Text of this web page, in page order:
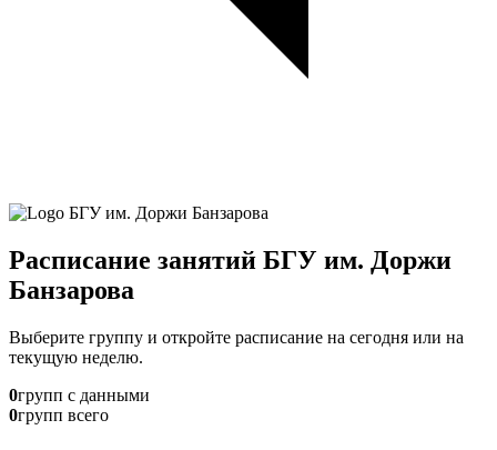
Расписание занятий БГУ им. Доржи
Банзарова
Выберите группу и откройте расписание на сегодня или на
текущую неделю.
0групп с данными
0групп всего